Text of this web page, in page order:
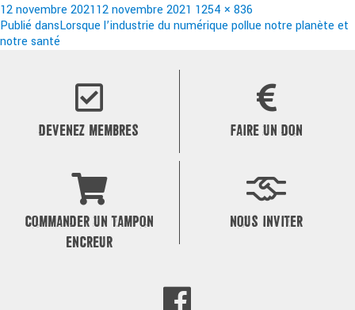
Publié
le
12 novembre 202112 novembre 2021 Taille
réelle
1254 × 836
Navigation
de
Publié dansLorsque l’industrie du numérique pollue notre planète et
notre santé
DEVENEZ MEMBRES FAIRE UN DON
COMMANDER UN TAMPON
ENCREUR
NOUS INVITER